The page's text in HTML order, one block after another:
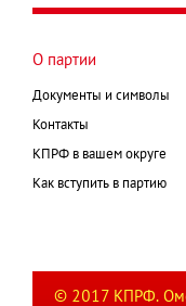
О партии
Документы и символы
Контакты
КПРФ в вашем округе
Как вступить в партию
© 2017 КПРФ.